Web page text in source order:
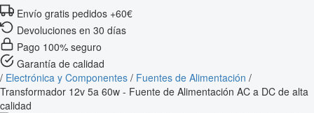
Envío gratis pedidos +60€
Devoluciones en 30 días
Pago 100% seguro
Garantía de calidad
/ Electrónica y Componentes / Fuentes de Alimentación /
Transformador 12v 5a 60w - Fuente de Alimentación AC a DC de alta
calidad